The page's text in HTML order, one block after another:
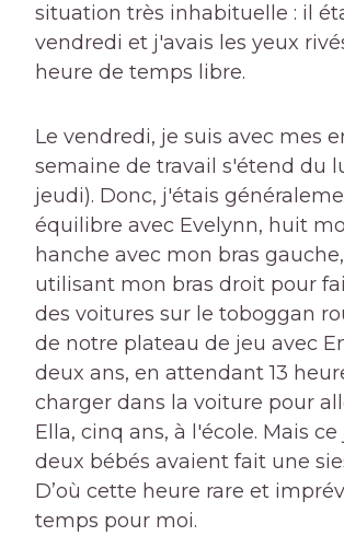
situation très inhabituelle : il
vendredi et j'avais les yeux
heure de temps libre.
Le vendredi, je suis avec mes
semaine de travail s'étend du
jeudi). Donc, j'étais
équilibre avec Evelynn, huit
hanche avec mon bras
utilisant mon bras droit pour
des voitures sur le toboggan
de notre plateau de jeu avec
deux ans, en attendant 13
charger dans la voiture pour
Ella, cinq ans, à l'école. Mais
deux bébés avaient fait une
D’où cette heure rare et
temps pour moi.